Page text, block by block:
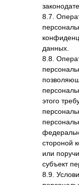
8.7.
данных.
8.8.
этого
стороной
или
субъект
8.9.